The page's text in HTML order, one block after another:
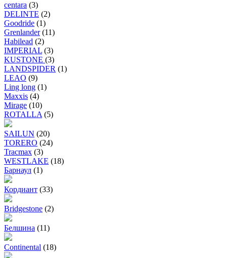
centara (3)
DELINTE (2)
Goodride (1)
Grenlander (11)
Habilead (2)
IMPERIAL (3)
KUSTONE (3)
LANDSPIDER (1)
LEAO (9)
Ling long (1)
Maxxis (4)
Mirage (10)
ROTALLA (5)
SAILUN (20)
TORERO (24)
Tracmax (3)
WESTLAKE (18)
Барнаул (1)
Кордиант (33)
Bridgestone (2)
Белшина (11)
Continental (18)